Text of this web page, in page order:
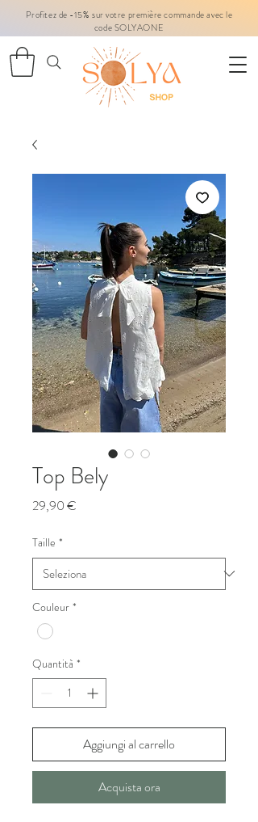
Profitez de -15% sur votre première commande avec le
code SOLYAONE
Top Bely
29,90 €
Taille *
Couleur *
Quantità *
Aggiungi al carrello
Acquista ora